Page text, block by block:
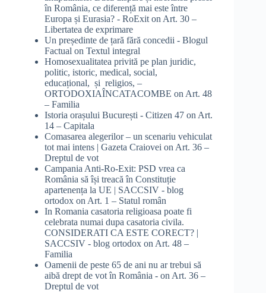
în România, ce diferență mai este între
Europa și Eurasia? - RoExit on Art. 30 –
Libertatea de exprimare
Un președinte de țară fără concedii - Blogul
Factual on Textul integral
Homosexualitatea privită pe plan juridic,
politic, istoric, medical, social,
educațional, și religios, –
ORTODOXIAÎNCATACOMBE on Art. 48
– Familia
Istoria orașului București - Citizen 47 on Art.
14 – Capitala
Comasarea alegerilor – un scenariu vehiculat
tot mai intens | Gazeta Craiovei on Art. 36 –
Dreptul de vot
Campania Anti-Ro-Exit: PSD vrea ca
România să își treacă în Constituție
apartenența la UE | SACCSIV - blog
ortodox on Art. 1 – Statul român
In Romania casatoria religioasa poate fi
celebrata numai dupa casatoria civila.
CONSIDERATI CA ESTE CORECT? |
SACCSIV - blog ortodox on Art. 48 –
Familia
Oamenii de peste 65 de ani nu ar trebui să
aibă drept de vot în România - on Art. 36 –
Dreptul de vot